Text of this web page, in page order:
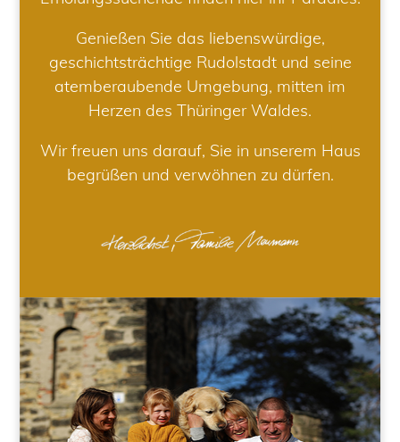
Genießen Sie das liebenswürdige,
geschichtsträchtige Rudolstadt und seine
atemberaubende Umgebung, mitten im
Herzen des Thüringer Waldes.
Wir freuen uns darauf, Sie in unserem Haus
begrüßen und verwöhnen zu dürfen.